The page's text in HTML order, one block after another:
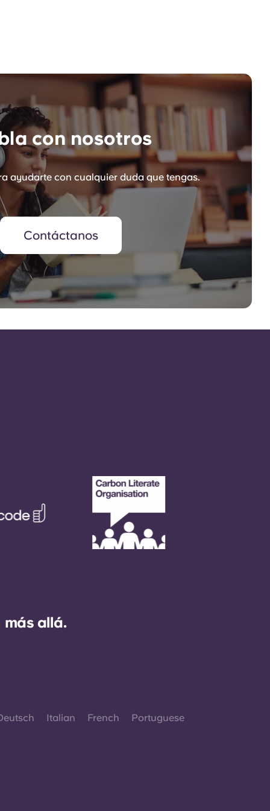
con nosotros
ayudarte con cualquier duda que tengas.
Contáctanos
allá.
Italian French Portuguese